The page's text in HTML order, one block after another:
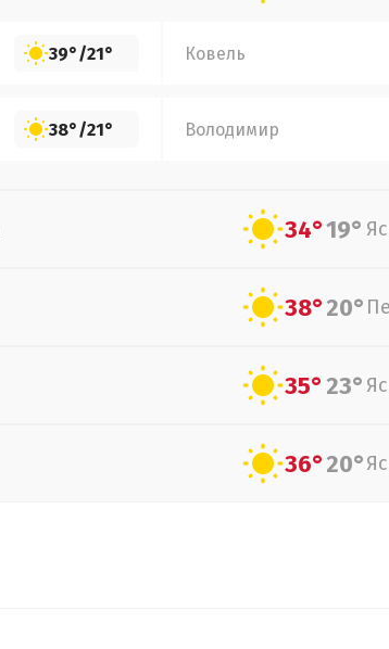
39°/21° Ковель
38°/21° Володимир
34°19°
38°20°
35°23°
36°20°